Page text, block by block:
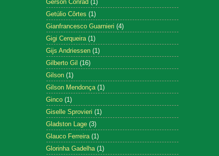
Gerson Conrad (1)
Getúlio Côrtes (1)
Gianfrancesco Guarnieri (4)
Gigi Cerqueira (1)
Gijs Andriessen (1)
Gilberto Gil (16)
Gilson (1)
Gilson Mendonça (1)
Ginco (1)
Giselle Sprovieri (1)
Gladston Lage (3)
Glauco Ferreira (1)
Glorinha Gadelha (1)